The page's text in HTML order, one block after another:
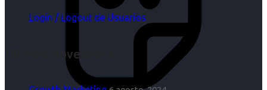
Login / Logout de Usuarios
Últimas Novedades